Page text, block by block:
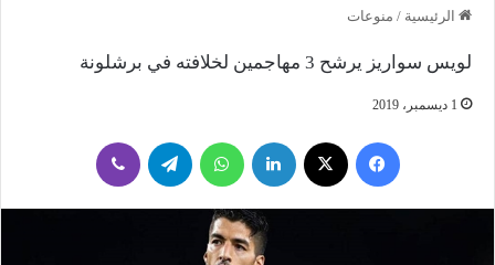
الرئيسية / منوعات
لويس سواريز يرشح 3 مهاجمين لخلافته في برشلونة
1 ديسمبر، 2019
فيسبوك لينكدإن واتساب تيلقرام